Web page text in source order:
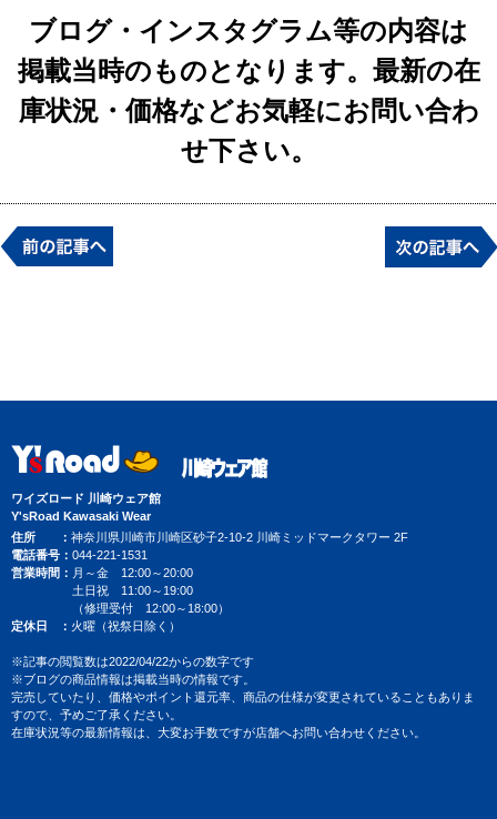
ブログ・インスタグラム等の内容は
掲載当時のものとなります。最新の在
庫状況・価格などお気軽にお問い合わ
せ下さい。
ワイズロード 川崎ウェア館
Y'sRoad Kawasaki Wear
住所
神奈川県川崎市川崎区砂子2-10-2 川崎ミッドマークタワー 2F
電話番号
044-221-1531
営業時間
月～金 12:00～20:00
土日祝 11:00～19:00
（修理受付 12:00～18:00）
定休日
火曜（祝祭日除く）
※記事の閲覧数は2022/04/22からの数字です
※ブログの商品情報は掲載当時の情報です。
完売していたり、価格やポイント還元率、商品の仕様が変更されていることもありま
すので、予めご了承ください。
在庫状況等の最新情報は、大変お手数ですが店舗へお問い合わせください。